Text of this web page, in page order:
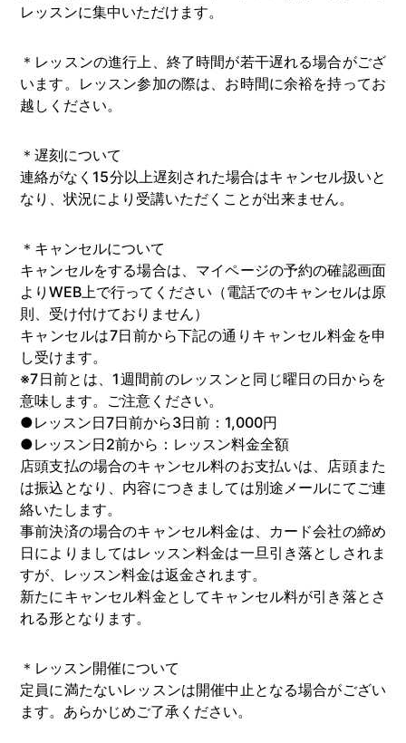
レッスンに集中いただけます。
＊レッスンの進行上、終了時間が若干遅れる場合がござ
います。レッスン参加の際は、お時間に余裕を持ってお
越しください。
＊遅刻について
連絡がなく15分以上遅刻された場合はキャンセル扱いと
なり、状況により受講いただくことが出来ません。
＊キャンセルについて
キャンセルをする場合は、マイページの予約の確認画面
よりWEB上で行ってください（電話でのキャンセルは原
則、受け付けておりません）
キャンセルは7日前から下記の通りキャンセル料金を申
し受けます。
※7日前とは、1週間前のレッスンと同じ曜日の日からを
意味します。ご注意ください。
●レッスン日7日前から3日前：1,000円
●レッスン日2前から：レッスン料金全額
店頭支払の場合のキャンセル料のお支払いは、店頭また
は振込となり、内容につきましては別途メールにてご連
絡いたします。
事前決済の場合のキャンセル料金は、カード会社の締め
日によりましてはレッスン料金は一旦引き落としされま
すが、レッスン料金は返金されます。
新たにキャンセル料金としてキャンセル料が引き落とさ
れる形となります。
＊レッスン開催について
定員に満たないレッスンは開催中止となる場合がござい
ます。あらかじめご了承ください。